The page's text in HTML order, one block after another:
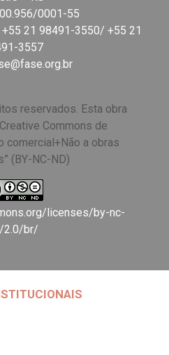
0001-55
21 98491-3550/ +55 21
3557
reservados. Esta obra
Commons de
comercial+Não a obras
(BY-NC-ND)
licenses/by-nc-
2.0/br/